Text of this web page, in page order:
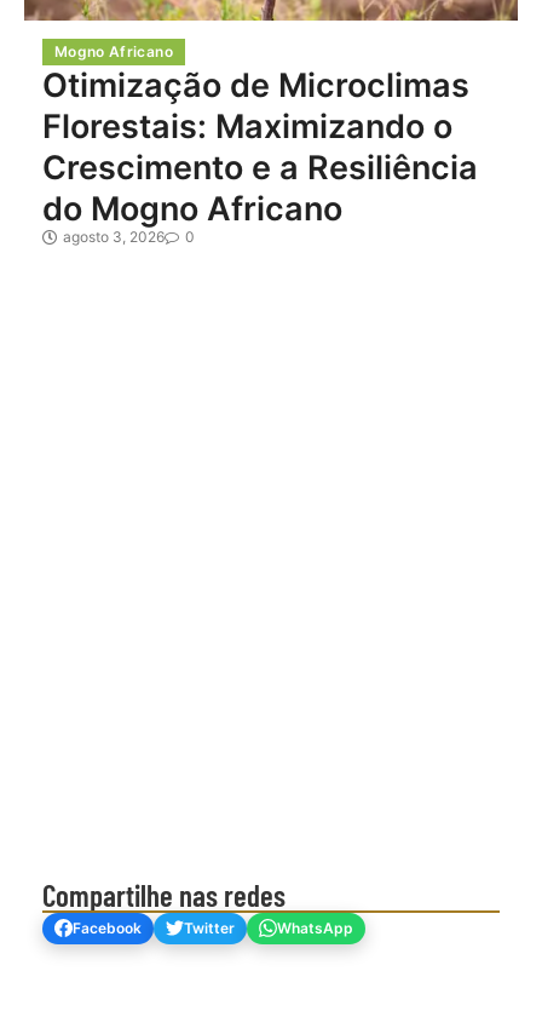
Mogno Africano
Otimização de Microclimas
Florestais: Maximizando o
Crescimento e a Resiliência
do Mogno Africano
agosto 3, 2026 0
Compartilhe nas redes
Facebook Twitter WhatsApp